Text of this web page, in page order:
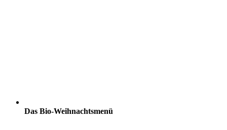
Das Bio-Weihnachtsmenü